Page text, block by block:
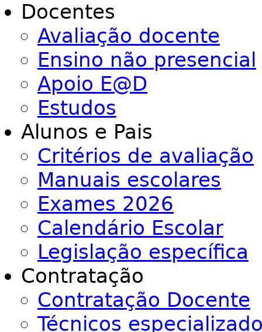
Docentes
Avaliação docente
Ensino não presencial
Apoio E@D
Estudos
Alunos e Pais
Critérios de avaliação
Manuais escolares
Exames 2026
Calendário Escolar
Legislação específica
Contratação
Contratação Docente
Técnicos